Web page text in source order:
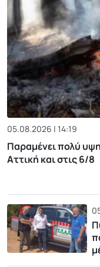
05.08.2026 | 14:19
Παραμένει πολύ
Αττική και στις 6/8